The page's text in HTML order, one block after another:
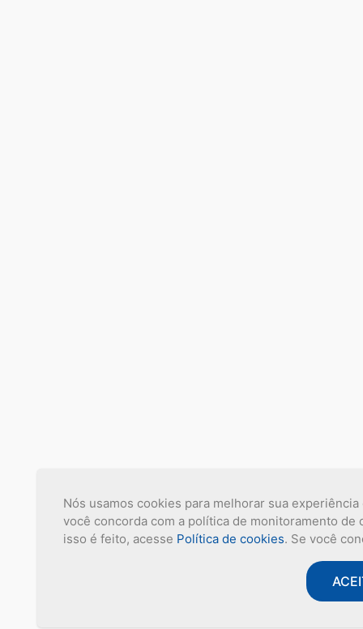
Nós usamos cookies para melhorar sua
você concorda com a política de monitoramento
isso é feito, acesse Política de cookies. Se você